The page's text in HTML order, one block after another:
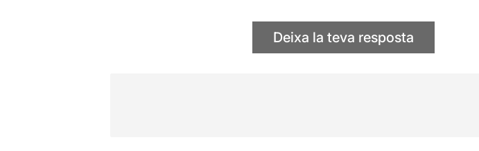
Deixa la teva resposta